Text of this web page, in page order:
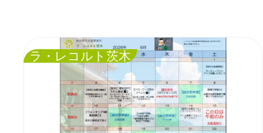
ラ・レコルト茨木